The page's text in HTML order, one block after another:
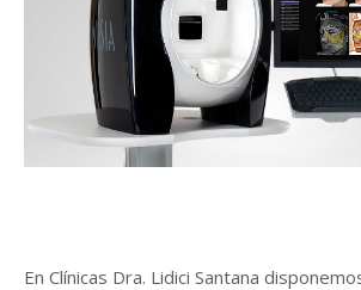
En Clínicas Dra. Lidici Santana